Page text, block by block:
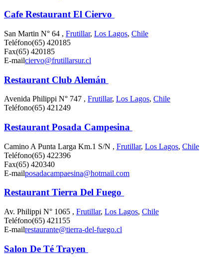
Cafe Restaurant El Ciervo
San Martin N° 64 , Frutillar, Los Lagos, Chile
Teléfono(65) 420185
Fax(65) 420185
E-mailciervo@frutillarsur.cl
Restaurant Club Alemán
Avenida Philippi N° 747 , Frutillar, Los Lagos, Chile
Teléfono(65) 421249
Restaurant Posada Campesina
Camino A Punta Larga Km.1 S/N , Frutillar, Los Lagos, Chile
Teléfono(65) 422396
Fax(65) 420340
E-mailposadacampaesina@hotmail.com
Restaurant Tierra Del Fuego
Av. Philippi N° 1065 , Frutillar, Los Lagos, Chile
Teléfono(65) 421155
E-mailrestaurante@tierra-del-fuego.cl
Salon De Té Trayen